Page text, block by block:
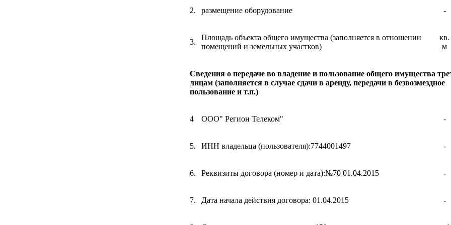
2. размещение оборудование -
3.
Площадь объекта общего имущества (заполняется в отношении
помещений и земельных участков)
кв.
м
Сведения о передаче во владение и пользование общего имущества
лицам (заполняется в случае сдачи в аренду, передачи в безвозмездное
пользование и т.п.)
4 ООО" Регион Телеком" -
5. ИНН владельца (пользователя):7744001497 -
6. Реквизиты договора (номер и дата):№70 01.04.2015 -
7. Дата начала действия договора: 01.04.2015 -